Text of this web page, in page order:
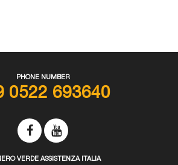
PHONE NUMBER
0522 693640
VERDE ASSISTENZA ITALIA